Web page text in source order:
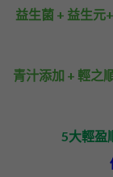
益生菌 + 益生元
青汁添加 + 輕之
5大輕盈